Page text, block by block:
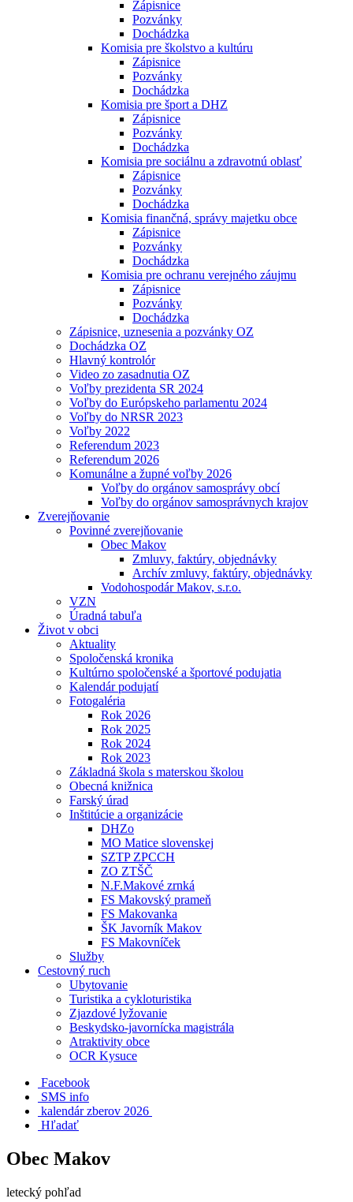
Zápisnice
Pozvánky
Dochádzka
Komisia pre školstvo a kultúru
Zápisnice
Pozvánky
Dochádzka
Komisia pre šport a DHZ
Zápisnice
Pozvánky
Dochádzka
Komisia pre sociálnu a zdravotnú oblasť
Zápisnice
Pozvánky
Dochádzka
Komisia finančná, správy majetku obce
Zápisnice
Pozvánky
Dochádzka
Komisia pre ochranu verejného záujmu
Zápisnice
Pozvánky
Dochádzka
Zápisnice, uznesenia a pozvánky OZ
Dochádzka OZ
Hlavný kontrolór
Video zo zasadnutia OZ
Voľby prezidenta SR 2024
Voľby do Európskeho parlamentu 2024
Voľby do NRSR 2023
Voľby 2022
Referendum 2023
Referendum 2026
Komunálne a župné voľby 2026
Voľby do orgánov samosprávy obcí
Voľby do orgánov samosprávnych krajov
Zverejňovanie
Povinné zverejňovanie
Obec Makov
Zmluvy, faktúry, objednávky
Archív zmluvy, faktúry, objednávky
Vodohospodár Makov, s.r.o.
VZN
Úradná tabuľa
Život v obci
Aktuality
Spoločenská kronika
Kultúrno spoločenské a športové podujatia
Kalendár podujatí
Fotogaléria
Rok 2026
Rok 2025
Rok 2024
Rok 2023
Základná škola s materskou školou
Obecná knižnica
Farský úrad
Inštitúcie a organizácie
DHZo
MO Matice slovenskej
SZTP ZPCCH
ZO ZTŠČ
N.F.Makové zrnká
FS Makovský prameň
FS Makovanka
ŠK Javorník Makov
FS Makovníček
Služby
Cestovný ruch
Ubytovanie
Turistika a cykloturistika
Zjazdové lyžovanie
Beskydsko-javornícka magistrála
Atraktivity obce
OCR Kysuce
Facebook
SMS info
​ kalendár zberov 2026
Hľadať
Obec Makov
letecký pohľad